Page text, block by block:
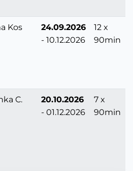
Kos
24.09.2026
- 10.12.2026
12 x
90min
C.
20.10.2026
- 01.12.2026
7 x
90min